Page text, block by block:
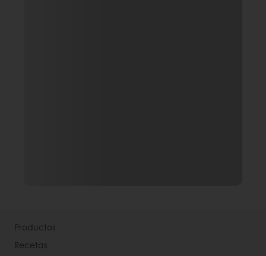
Productos
Recetas